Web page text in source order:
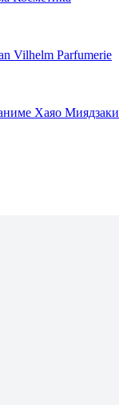
Vilhelm Parfumerie
Хаяо Миядзаки